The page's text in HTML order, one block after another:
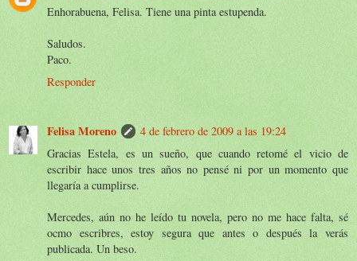
Enhorabuena, Felisa. Tiene una pinta estupenda.
Saludos.
Paco.
Responder
Felisa Moreno
4 de febrero de 2009 a las 19:24
Gracias Estela, es un sueño, que cuando retomé el vicio de
escribir hace unos tres años no pensé ni por un momento que
llegaría a cumplirse.
Mercedes, aún no he leído tu novela, pero no me hace falta, sé
ocmo escribres, estoy segura que antes o después la verás
publicada. Un beso.